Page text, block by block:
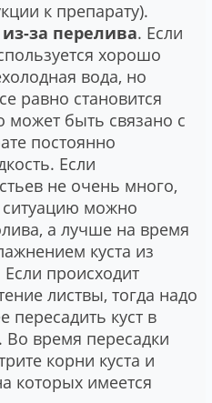
к препарату).
за перелива. Если
хорошо
вода, но
равно становится
может быть связано с
постоянно
Если
не очень много,
ситуацию можно
а лучше на время
куста из
происходит
листвы, тогда надо
пересадить куст в
Во время пересадки
корни куста и
которых имеется